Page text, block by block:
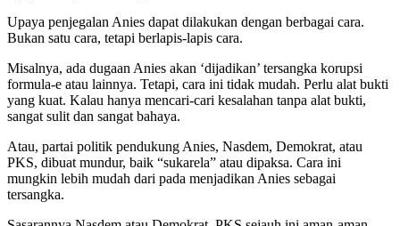
Upaya penjegalan Anies dapat dilakukan dengan berbagai cara.
Bukan satu cara, tetapi berlapis-lapis cara.
Misalnya, ada dugaan Anies akan ‘dijadikan’ tersangka korupsi
formula-e atau lainnya. Tetapi, cara ini tidak mudah. Perlu alat bukti
yang kuat. Kalau hanya mencari-cari kesalahan tanpa alat bukti,
sangat sulit dan sangat bahaya.
Atau, partai politik pendukung Anies, Nasdem, Demokrat, atau
PKS, dibuat mundur, baik “sukarela” atau dipaksa. Cara ini
mungkin lebih mudah dari pada menjadikan Anies sebagai
tersangka.